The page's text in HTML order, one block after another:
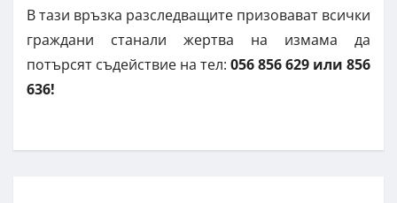
В тази връзка разследващите призовават всички
граждани станали жертва на измама да
потърсят съдействие на тел: 056 856 629 или 856
636!